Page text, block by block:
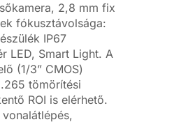
2,8 mm fix
fókusztávolsága:
IP67
LED, Smart Light. A
(1/3” CMOS)
tömörítési
ROI is elérhető.